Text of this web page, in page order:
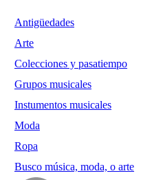
Antigüedades
Arte
Colecciones y pasatiempo
Grupos musicales
Instumentos musicales
Moda
Ropa
Busco música, moda, o arte